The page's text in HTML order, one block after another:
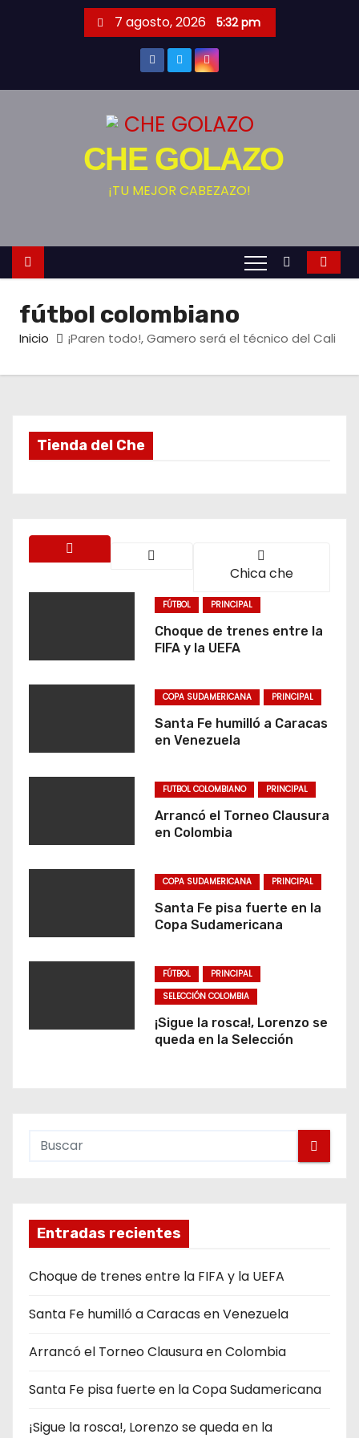
e
7 agosto, 2026 5:32 pm
CHE GOLAZO
¡TU MEJOR CABEZAZO!
fútbol colombiano
Inicio ¡Paren todo!, Gamero será el técnico del Cali
Tienda del Che
Chica che
FÚTBOL PRINCIPAL
Choque de trenes entre la
FIFA y la UEFA
COPA SUDAMERICANA PRINCIPAL
Santa Fe humilló a Caracas
en Venezuela
FUTBOL COLOMBIANO PRINCIPAL
Arrancó el Torneo Clausura
en Colombia
COPA SUDAMERICANA PRINCIPAL
Santa Fe pisa fuerte en la
Copa Sudamericana
FÚTBOL
PRINCIPAL
SELECCIÓN COLOMBIA
¡Sigue la rosca!, Lorenzo se
queda en la Selección
Entradas recientes
Choque de trenes entre la FIFA y la UEFA
Santa Fe humilló a Caracas en Venezuela
Arrancó el Torneo Clausura en Colombia
Santa Fe pisa fuerte en la Copa Sudamericana
¡Sigue la rosca!, Lorenzo se queda en la